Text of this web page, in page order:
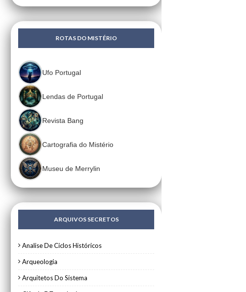
ROTAS DO MISTÉRIO
Ufo Portugal
Lendas de Portugal
Revista Bang
Cartografia do Mistério
Museu de Merrylin
ARQUIVOS SECRETOS
Analise De Ciclos Históricos
Arqueologia
Arquitetos Do Sistema